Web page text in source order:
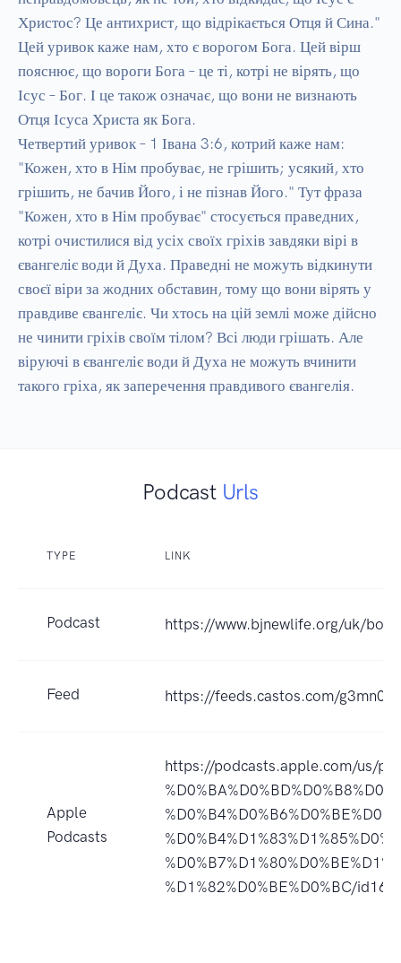
Христос? Це антихрист, що відрікається Отця й Сина."
Цей уривок каже нам, хто є ворогом Бога. Цей вірш
пояснює, що вороги Бога – це ті, котрі не вірять, що
Ісус – Бог. І це також означає, що вони не визнають
Отця Ісуса Христа як Бога.
Четвертий уривок – 1 Івана 3:6, котрий каже нам:
"Кожен, хто в Нім пробуває, не грішить; усякий, хто
грішить, не бачив Його, і не пізнав Його." Тут фраза
"Кожен, хто в Нім пробуває" стосується праведних,
котрі очистилися від усіх своїх гріхів завдяки вірі в
євангеліє води й Духа. Праведні не можуть відкинути
своєї віри за жодних обставин, тому що вони вірять у
правдиве євангеліє. Чи хтось на цій землі може дійсно
не чинити гріхів своїм тілом? Всі люди грішать. Але
віруючі в євангеліє води й Духа не можуть вчинити
такого гріха, як заперечення правдивого євангелія.
Podcast Urls
TYPE LINK
Podcast https://www.bjnewlife.org/uk/
Feed https://feeds.castos.com/g3mn0
Apple
Podcasts
https://podcasts.apple.com/us/
%D1%82%D0%BE%D0%BC/